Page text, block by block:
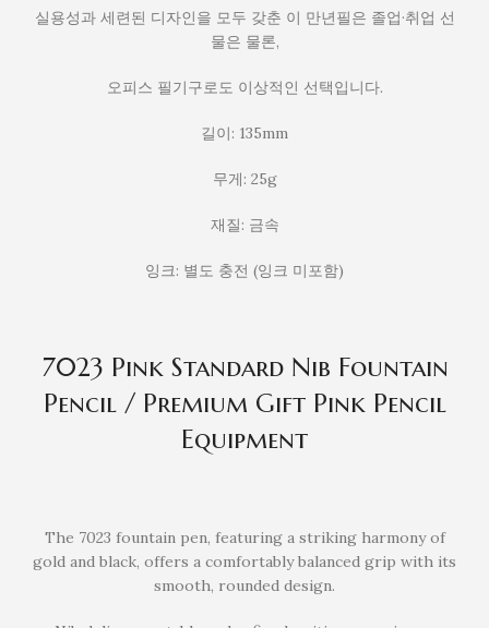
실용성과 세련된 디자인을 모두 갖춘 이 만년필은 졸업·취업 선
물은 물론,
오피스 필기구로도 이상적인 선택입니다.
길이: 135mm
무게: 25g
재질: 금속
잉크: 별도 충전 (잉크 미포함)
7023 Pink Standard Nib Fountain
Pencil / Premium Gift Pink Pencil
Equipment
The 7023 fountain pen, featuring a striking harmony of
gold and black, offers a comfortably balanced grip with its
smooth, rounded design.